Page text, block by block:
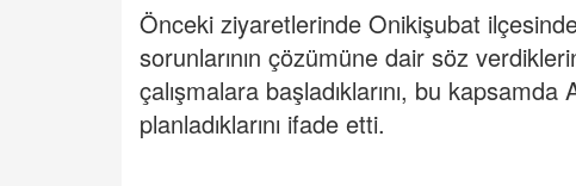
Önceki ziyaretlerinde Onikişubat
sorunlarının çözümüne dair söz
çalışmalara başladıklarını, bu
planladıklarını ifade etti.